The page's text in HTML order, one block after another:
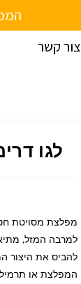
צור קשר
לגו
מפלצת מסויטת
למרבה המזל,
להביס את היצור